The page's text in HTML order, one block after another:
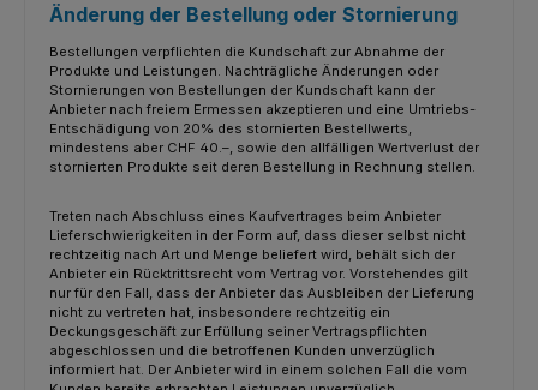
Änderung der Bestellung oder Stornierung
Bestellungen verpflichten die Kundschaft zur Abnahme der
Produkte und Leistungen. Nachträgliche Änderungen oder
Stornierungen von Bestellungen der Kundschaft kann der
Anbieter nach freiem Ermessen akzeptieren und eine Umtriebs-
Entschädigung von 20% des stornierten Bestellwerts,
mindestens aber CHF 40.–, sowie den allfälligen Wertverlust der
stornierten Produkte seit deren Bestellung in Rechnung stellen.
Treten nach Abschluss eines Kaufvertrages beim Anbieter
Lieferschwierigkeiten in der Form auf, dass dieser selbst nicht
rechtzeitig nach Art und Menge beliefert wird, behält sich der
Anbieter ein Rücktrittsrecht vom Vertrag vor. Vorstehendes gilt
nur für den Fall, dass der Anbieter das Ausbleiben der Lieferung
nicht zu vertreten hat, insbesondere rechtzeitig ein
Deckungsgeschäft zur Erfüllung seiner Vertragspflichten
abgeschlossen und die betroffenen Kunden unverzüglich
informiert hat. Der Anbieter wird in einem solchen Fall die vom